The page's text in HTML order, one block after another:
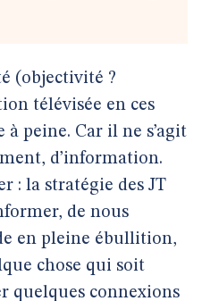
(objectivité ?
télévisée en ces
à peine. Car il ne s’agit
d’information.
: la stratégie des JT
de nous
en pleine ébullition,
chose qui soit
quelques connexions